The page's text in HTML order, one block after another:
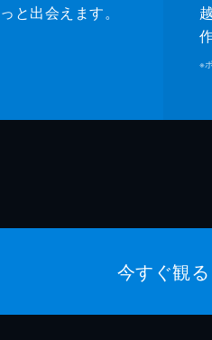
と出会えます。
※
今すぐ観る